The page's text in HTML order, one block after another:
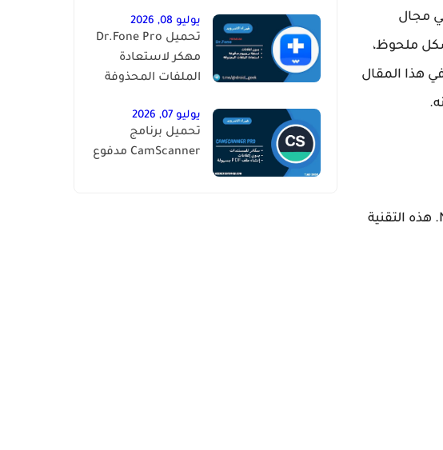
مجال
ملحوظ،
هذا المقال
. هذه التقنية
يوليو 08, 2026
تحميل Dr.Fone Pro
مهكر لاستعادة
الملفات المحذوفة
يوليو 07, 2026
تحميل برنامج
CamScanner مدفوع